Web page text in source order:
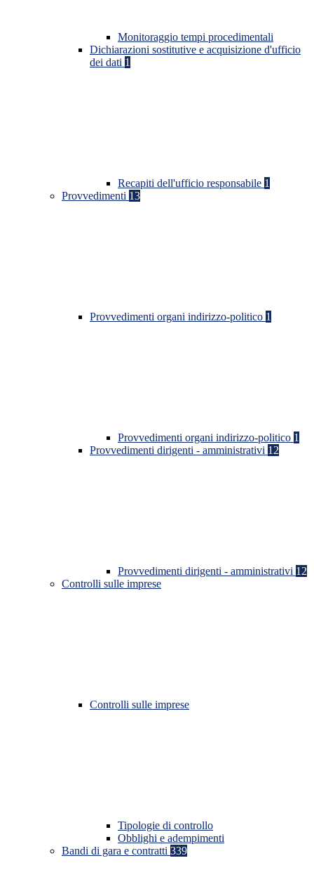
Monitoraggio tempi procedimentali
Dichiarazioni sostitutive e acquisizione d'ufficio
dei dati 1
Recapiti dell'ufficio responsabile 1
Provvedimenti 13
Provvedimenti organi indirizzo-politico 1
Provvedimenti organi indirizzo-politico 1
Provvedimenti dirigenti - amministrativi 12
Provvedimenti dirigenti - amministrativi 12
Controlli sulle imprese
Controlli sulle imprese
Tipologie di controllo
Obblighi e adempimenti
Bandi di gara e contratti 339